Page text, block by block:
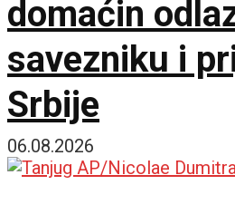
domaćin
savezniku i
Srbije
06.08.2026